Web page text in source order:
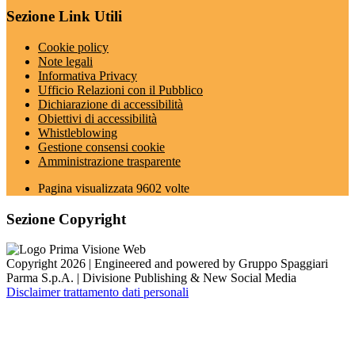
Sezione Link Utili
Cookie policy
Note legali
Informativa Privacy
Ufficio Relazioni con il Pubblico
Dichiarazione di accessibilità
Obiettivi di accessibilità
Whistleblowing
Gestione consensi cookie
Amministrazione trasparente
Pagina visualizzata 9602 volte
Sezione Copyright
Copyright 2026 | Engineered and powered by Gruppo Spaggiari
Parma S.p.A. | Divisione Publishing & New Social Media
Disclaimer trattamento dati personali